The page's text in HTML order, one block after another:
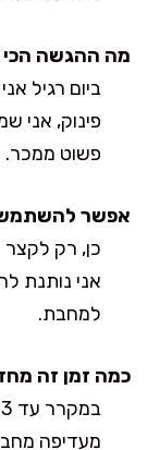
מה ההגשה הכי
ביום רגיל
פינוק, אני
פשוט ממכר.
אפשר
כן, רק
למחבת.
כמה זמן זה
מעדיפה